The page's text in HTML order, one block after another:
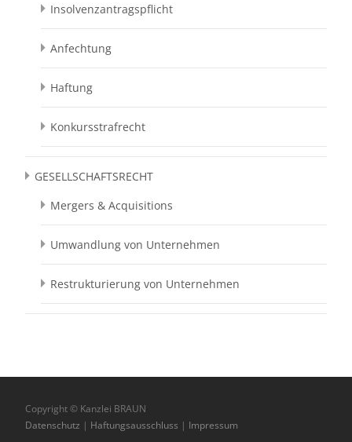
Insolvenzantragspflicht
Anfechtung
Haftung
Konkursstrafrecht
GESELLSCHAFTSRECHT
Mergers & Acquisitions
Umwandlung von Unternehmen
Restrukturierung von Unternehmen
Copyright © Kanzlei BRAUN
Datenschutz | Haftungsausschluss | Impressum